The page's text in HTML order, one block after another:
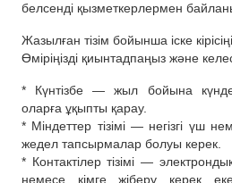
белсенді қызметкерлермен
Жазылған тізім бойынша іске
Өміріңізді қиынтадпаңыз және
* Күнтізбе — жыл бойына
оларға ұқыпты қарау.
* Міндеттер тізімі — негізгі үш
жедел тапсырмалар болуы керек.
* Контактілер тізімі —
немесе кімге жіберу керек